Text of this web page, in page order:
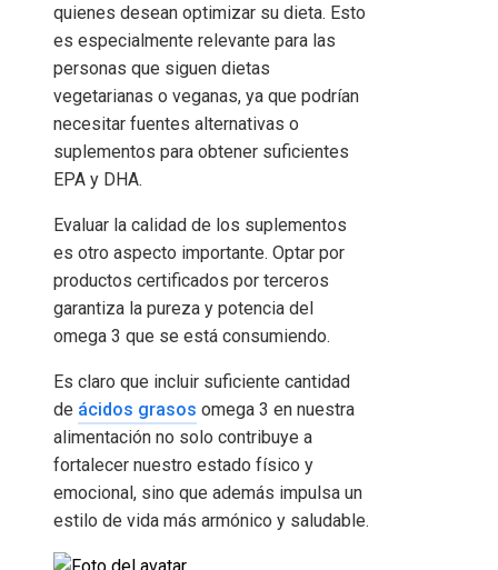
quienes desean optimizar su dieta. Esto
es especialmente relevante para las
personas que siguen dietas
vegetarianas o veganas, ya que podrían
necesitar fuentes alternativas o
suplementos para obtener suficientes
EPA y DHA.
Evaluar la calidad de los suplementos
es otro aspecto importante. Optar por
productos certificados por terceros
garantiza la pureza y potencia del
omega 3 que se está consumiendo.
Es claro que incluir suficiente cantidad
de ácidos grasos omega 3 en nuestra
alimentación no solo contribuye a
fortalecer nuestro estado físico y
emocional, sino que además impulsa un
estilo de vida más armónico y saludable.